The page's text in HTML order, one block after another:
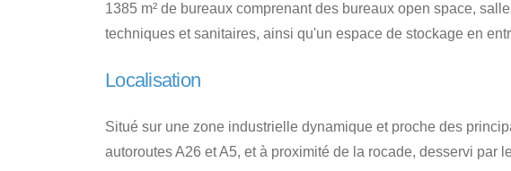
1385 m² de bureaux comprenant des bureaux open space,
techniques et sanitaires, ainsi qu'un espace de stockage en
Localisation
Situé sur une zone industrielle dynamique et proche des
autoroutes A26 et A5, et à proximité de la rocade, desservi par